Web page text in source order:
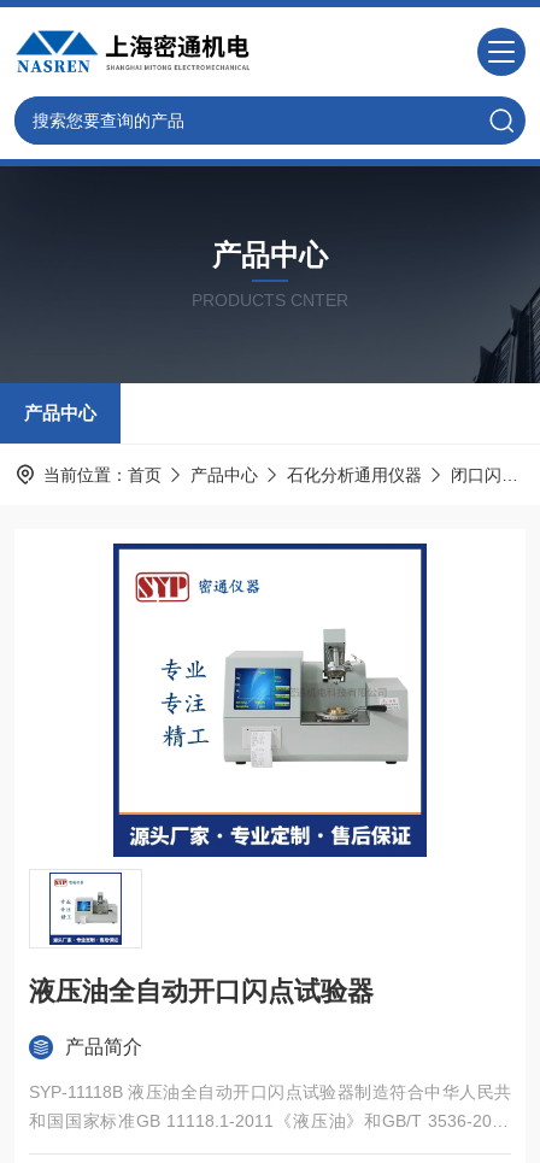
产品中心
PRODUCTS CNTER
产品中心
当前位置： 首页 产品中心 石化分析通用仪器 闭口闪点试验仪器
液压油全自动开口闪点试验器
产品简介
SYP-11118B 液压油全自动开口闪点试验器制造符合中华人民共
和国国家标准GB 11118.1-2011《液压油》和GB/T 3536-2008
《石油产品闪点和燃点测定法（克利夫兰开口杯法）》中技术规